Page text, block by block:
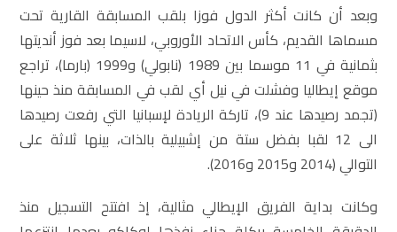
وبعد أن كانت أكثر الدول فوزا بلقب المسابقة القارية تحت
مسماها القديم، كأس الاتحاد الأوروبي، لاسيما بعد فوز أنديتها
بثمانية في 11 موسما بين 1989 (نابولي) و1999 (بارما)، تراجع
موقع إيطاليا وفشلت في نيل أي لقب في المسابقة منذ حينها
(تجمد رصيدها عند 9)، تاركة الريادة لإسبانيا التي رفعت رصيدها
الى 12 لقبا بفضل ستة من إشبيلية بالذات، بينها ثلاثة على
التوالي (2014 و2015 و2016).
وكانت بداية الفريق الإيطالي مثالية، إذ افتتح التسجيل منذ